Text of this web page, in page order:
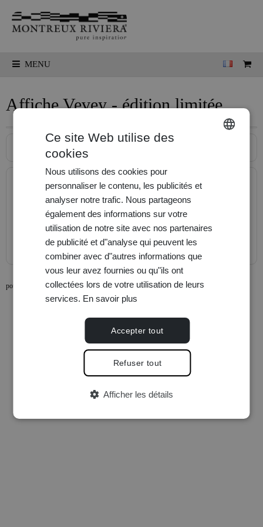
MENU
Affiche Vevey - édition limitée
Nombre:
Commander
powered by Holidu Smart Destination
Ce site Web utilise des
cookies
Nous utilisons des cookies pour
personnaliser le contenu, les publicités et
analyser notre trafic. Nous partageons
également des informations sur votre
utilisation de notre site avec nos partenaires
de publicité et d"analyse qui peuvent les
combiner avec d"autres informations que
vous leur avez fournies ou qu"ils ont
collectées lors de votre utilisation de leurs
services. En savoir plus
Accepter tout
Refuser tout
Afficher les détails